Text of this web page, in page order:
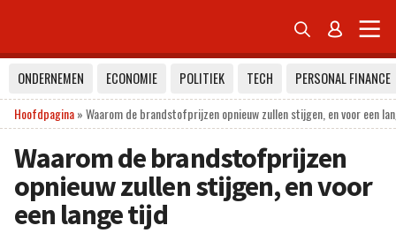
 
ONDERNEMEN ECONOMIE POLITIEK TECH
PERSONAL FINANCE
Hoofdpagina»Waarom de brandstofprijzen opnieuw zullen stijgen, en voor een
Waarom de brandstofprijzen
opnieuw zullen stijgen, en voor
een lange tijd